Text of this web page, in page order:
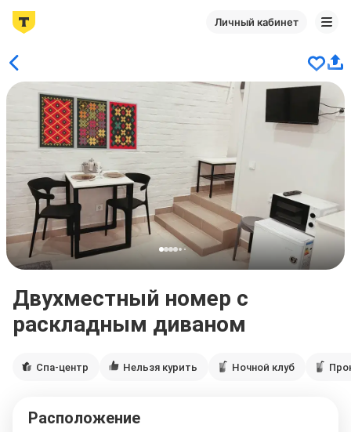
Личный кабинет
Двухместный номер с
раскладным диваном
Спа-центр Нельзя курить Ночной клуб
Расположение